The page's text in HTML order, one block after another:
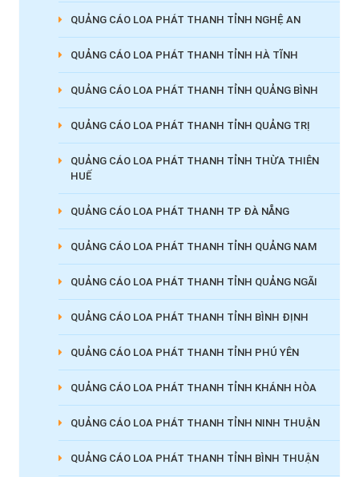
QUẢNG CÁO LOA PHÁT THANH TỈNH NGHỆ AN
QUẢNG CÁO LOA PHÁT THANH TỈNH HÀ TĨNH
QUẢNG CÁO LOA PHÁT THANH TỈNH QUẢNG BÌNH
QUẢNG CÁO LOA PHÁT THANH TỈNH QUẢNG TRỊ
QUẢNG CÁO LOA PHÁT THANH TỈNH THỪA THIÊN
HUẾ
QUẢNG CÁO LOA PHÁT THANH TP ĐÀ NẴNG
QUẢNG CÁO LOA PHÁT THANH TỈNH QUẢNG NAM
QUẢNG CÁO LOA PHÁT THANH TỈNH QUẢNG NGÃI
QUẢNG CÁO LOA PHÁT THANH TỈNH BÌNH ĐỊNH
QUẢNG CÁO LOA PHÁT THANH TỈNH PHÚ YÊN
QUẢNG CÁO LOA PHÁT THANH TỈNH KHÁNH HÒA
QUẢNG CÁO LOA PHÁT THANH TỈNH NINH THUẬN
QUẢNG CÁO LOA PHÁT THANH TỈNH BÌNH THUẬN